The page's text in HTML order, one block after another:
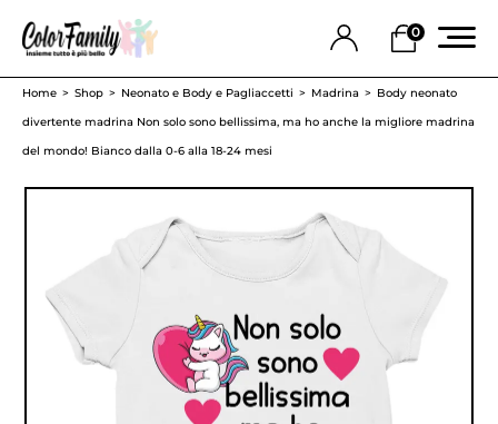
0
Home Shop Neonato e Body e Pagliaccetti Madrina
Body neonato
divertente madrina Non solo sono bellissima, ma ho anche la migliore madrina
del mondo! Bianco dalla 0-6 alla 18-24 mesi